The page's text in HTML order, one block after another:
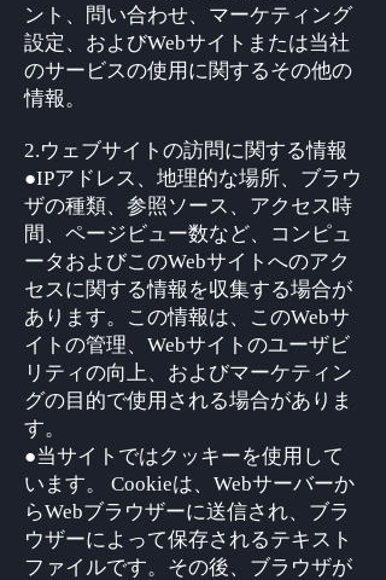
ント、問い合わせ、マーケティング
設定、およびWebサイトまたは当社
のサービスの使用に関するその他の
情報。
2.ウェブサイトの訪問に関する情報
●IPアドレス、地理的な場所、ブラウ
ザの種類、参照ソース、アクセス時
間、ページビュー数など、コンピュ
ータおよびこのWebサイトへのアク
セスに関する情報を収集する場合が
あります。この情報は、このWebサ
イトの管理、Webサイトのユーザビ
リティの向上、およびマーケティン
グの目的で使用される場合がありま
す。
●当サイトではクッキーを使用して
います。 Cookieは、Webサーバーか
らWebブラウザーに送信され、ブラ
ウザーによって保存されるテキスト
ファイルです。その後、ブラウザが